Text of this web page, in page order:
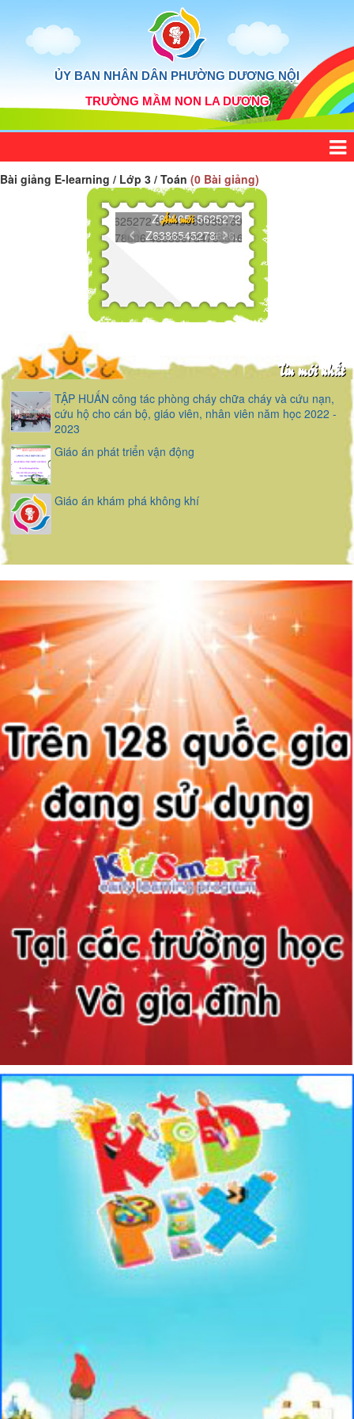
ỦY BAN NHÂN DÂN PHƯỜNG DƯƠNG NỘI
TRƯỜNG MẦM NON LA DƯƠNG
Bài giảng E-learning / Lớp 3 / Toán (0 Bài giảng)
Z6386545625272...
Z6386545278606...
Ảnh mới
Tin mới nhất
TẬP HUẤN công tác phòng cháy chữa cháy và cứu nạn,
cứu hộ cho cán bộ, giáo viên, nhân viên năm học 2022 -
2023
Giáo án phát triển vận động
Giáo án khám phá không khí